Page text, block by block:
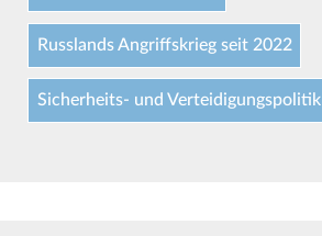
Russlands Angriffskrieg seit 2022
Sicherheits- und Verteidigungspolitik